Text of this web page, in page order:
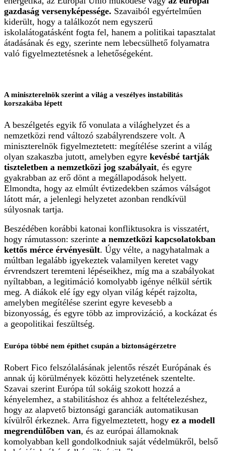
gazdaság versenyképessége. Szavaiból egyértelműen
kiderült, hogy a találkozót nem egyszerű
iskolalátogatásként fogta fel, hanem a politikai tapasztalat
átadásának és egy, szerinte nem lebecsülhető folyamatra
való figyelmeztetésnek a lehetőségeként.
A miniszterelnök szerint a világ a veszélyes instabilitás
korszakába lépett
A beszélgetés egyik fő vonulata a világhelyzet és a
nemzetközi rend változó szabályrendszere volt. A
miniszterelnök figyelmeztetett: megítélése szerint a világ
olyan szakaszba jutott, amelyben egyre kevésbé tartják
tiszteletben a nemzetközi jog szabályait, és egyre
gyakrabban az erő dönt a megállapodások helyett.
Elmondta, hogy az elmúlt évtizedekben számos válságot
látott már, a jelenlegi helyzetet azonban rendkívül
súlyosnak tartja.
Beszédében korábbi katonai konfliktusokra is visszatért,
hogy rámutasson: szerinte a nemzetközi kapcsolatokban
kettős mérce érvényesült. Úgy vélte, a nagyhatalmak a
múltban legalább igyekeztek valamilyen keretet vagy
érvrendszert teremteni lépéseikhez, míg ma a szabályokat
nyíltabban, a legitimáció komolyabb igénye nélkül sértik
meg. A diákok elé így egy olyan világ képét rajzolta,
amelyben megítélése szerint egyre kevesebb a
bizonyosság, és egyre több az improvizáció, a kockázat és
a geopolitikai feszültség.
Európa többé nem építhet csupán a biztonságérzetre
Robert Fico felszólalásának jelentős részét Európának és
annak új körülmények közötti helyzetének szentelte.
Szavai szerint Európa túl sokáig szokott hozzá a
kényelemhez, a stabilitáshoz és ahhoz a feltételezéshez,
hogy az alapvető biztonsági garanciák automatikusan
kívülről érkeznek. Arra figyelmeztetett, hogy ez a modell
megrendülőben van, és az európai államoknak
komolyabban kell gondolkodniuk saját védelmükről, belső